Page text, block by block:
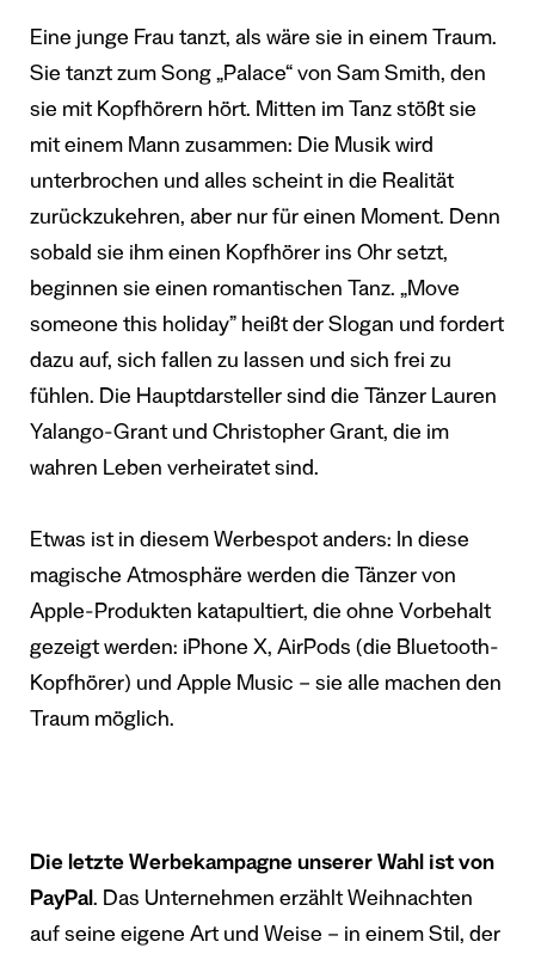
Eine junge Frau tanzt, als wäre sie in einem Traum.
Sie tanzt zum Song „Palace“ von Sam Smith, den
sie mit Kopfhörern hört. Mitten im Tanz stößt sie
mit einem Mann zusammen: Die Musik wird
unterbrochen und alles scheint in die Realität
zurückzukehren, aber nur für einen Moment. Denn
sobald sie ihm einen Kopfhörer ins Ohr setzt,
beginnen sie einen romantischen Tanz. „Move
someone this holiday” heißt der Slogan und fordert
dazu auf, sich fallen zu lassen und sich frei zu
fühlen. Die Hauptdarsteller sind die Tänzer Lauren
Yalango-Grant und Christopher Grant, die im
wahren Leben verheiratet sind.
Etwas ist in diesem Werbespot anders: In diese
magische Atmosphäre werden die Tänzer von
Apple-Produkten katapultiert, die ohne Vorbehalt
gezeigt werden: iPhone X, AirPods (die Bluetooth-
Kopfhörer) und Apple Music – sie alle machen den
Traum möglich.
Die letzte Werbekampagne unserer Wahl ist von
PayPal. Das Unternehmen erzählt Weihnachten
auf seine eigene Art und Weise – in einem Stil, der